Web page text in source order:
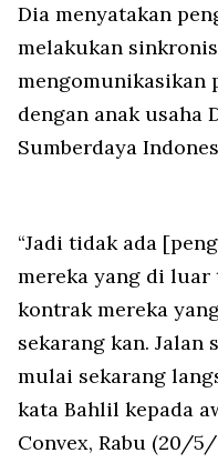
Dia menyatakan
melakukan
mengomunikasikan
dengan anak usaha
Sumberdaya
“Jadi tidak ada
mereka yang di luar
kontrak mereka
sekarang kan. Jalan
mulai sekarang
kata Bahlil kepada
Convex, Rabu (20/5/